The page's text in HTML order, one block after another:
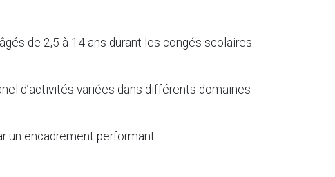
de 2,5 à 14 ans durant les congés scolaires
d’activités variées dans différents domaines
un encadrement performant.